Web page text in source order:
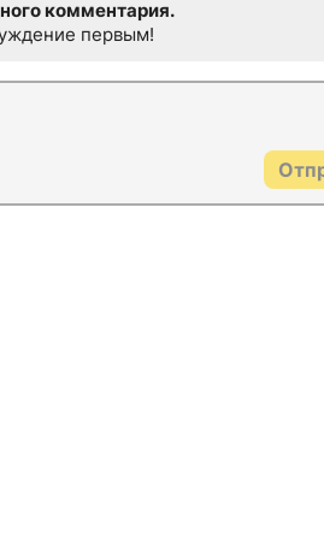
комментария.
первым!